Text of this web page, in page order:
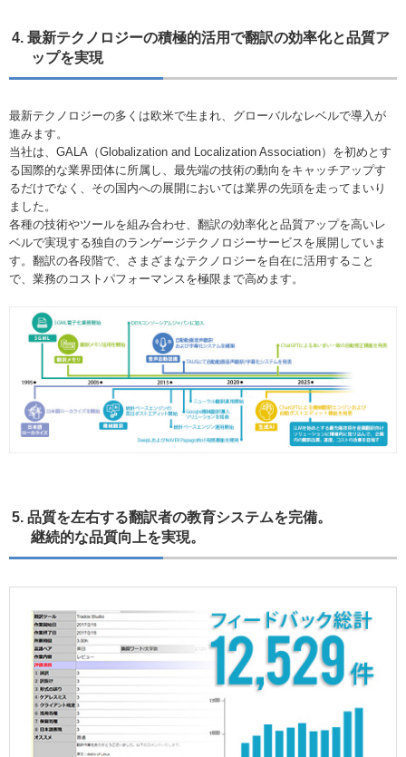
4. 最新テクノロジーの積極的活用で翻訳の効率化と品質ア
ップを実現
最新テクノロジーの多くは欧米で生まれ、グローバルなレベルで導入が
進みます。
当社は、GALA（Globalization and Localization Association）を初めとす
る国際的な業界団体に所属し、最先端の技術の動向をキャッチアップす
るだけでなく、その国内への展開においては業界の先頭を走ってまいり
ました。
各種の技術やツールを組み合わせ、翻訳の効率化と品質アップを高いレ
ベルで実現する独自のランゲージテクノロジーサービスを展開していま
す。翻訳の各段階で、さまざまなテクノロジーを自在に活用すること
で、業務のコストパフォーマンスを極限まで高めます。
5. 品質を左右する翻訳者の教育システムを完備。
継続的な品質向上を実現。